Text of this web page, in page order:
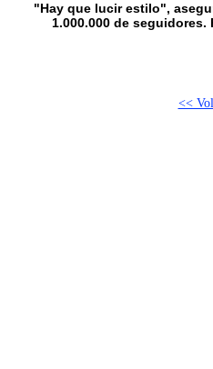
"Hay que lucir estilo",
1.000.000 de seguidores.
<<